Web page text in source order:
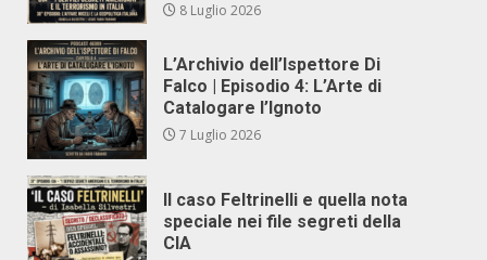
8 Luglio 2026
L’Archivio dell’Ispettore Di
Falco | Episodio 4: L’Arte di
Catalogare l’Ignoto
7 Luglio 2026
Il caso Feltrinelli e quella nota
speciale nei file segreti della
CIA